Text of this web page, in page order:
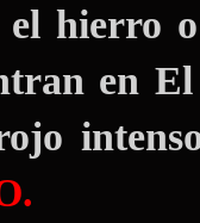
el hierro
en